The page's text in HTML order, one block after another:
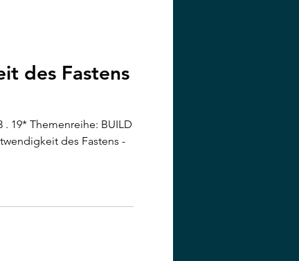
des Fastens
. 19* Themenreihe: BUILD
des Fastens -